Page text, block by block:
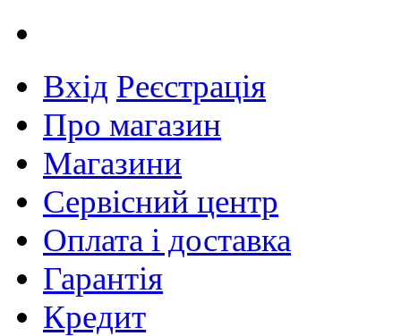
Вхід Реєстрація
Про магазин
Магазини
Сервісний центр
Оплата і доставка
Гарантія
Кредит